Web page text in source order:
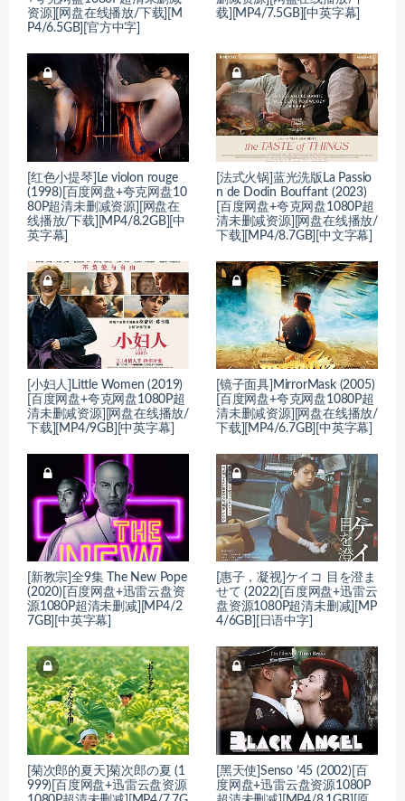
资源][网盘在线播放/下载][M
P4/6.5GB][官方中字]
载][MP4/7.5GB][中英字幕]
[红色小提琴]Le violon rouge
(1998)[百度网盘+夸克网盘10
80P超清未删减资源][网盘在
线播放/下载][MP4/8.2GB][中
英字幕]
[法式火锅]蓝光洗版La Passio
n de Dodin Bouffant (2023)
[百度网盘+夸克网盘1080P超
清未删减资源][网盘在线播放/
下载][MP4/8.7GB][中文字幕]
[小妇人]Little Women (2019)
[百度网盘+夸克网盘1080P超
清未删减资源][网盘在线播放/
下载][MP4/9GB][中英字幕]
[镜子面具]MirrorMask (2005)
[百度网盘+夸克网盘1080P超
清未删减资源][网盘在线播放/
下载][MP4/6.7GB][中英字幕]
[新教宗]全9集 The New Pope
(2020)[百度网盘+迅雷云盘资
源1080P超清未删减][MP4/2
7GB][中英字幕]
[惠子，凝视]ケイコ 目を澄ま
せて (2022)[百度网盘+迅雷云
盘资源1080P超清未删减][MP
4/6GB][日语中字]
[菊次郎的夏天]菊次郎の夏 (1
999)[百度网盘+迅雷云盘资源
[黑天使]Senso ’45 (2002)[百
度网盘+迅雷云盘资源1080P